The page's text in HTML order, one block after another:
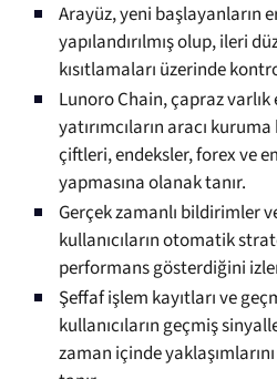
Arayüz, yeni başlayanların
yapılandırılmış olup, ileri
kısıtlamaları üzerinde
Lunoro Chain, çapraz
yatırımcıların aracı
çiftleri, endeksler, forex ve
yapmasına olanak tanır.
Gerçek zamanlı bildirimler
kullanıcıların otomatik
performans gösterdiğini
Şeffaf işlem kayıtları ve
kullanıcıların geçmiş
zaman içinde